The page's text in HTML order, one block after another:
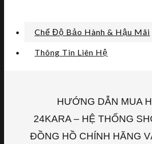
Chế Độ Bảo Hành & Hậu Mãi
Thông Tin Liên Hệ
HƯỚNG DẪN MUA
24KARA – HỆ THỐNG
ĐỒNG HỒ CHÍNH HÃNG